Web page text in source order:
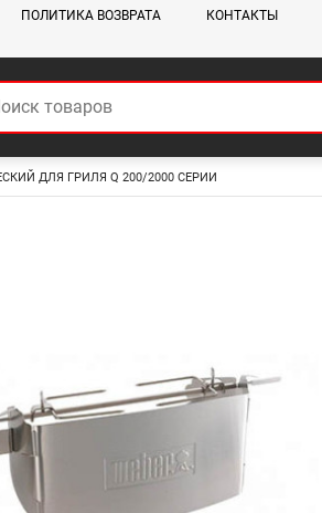
ПОЛИТИКА ВОЗВРАТА КОНТАКТЫ
ДЛЯ ГРИЛЯ Q 200/2000 СЕРИИ